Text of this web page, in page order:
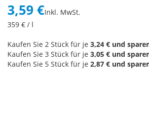
3,59 €Inkl. MwSt.
359 € / l
Kaufen Sie 2 Stück für je 3,24 € und
Kaufen Sie 3 Stück für je 3,05 € und
Kaufen Sie 5 Stück für je 2,87 € und
images
gallery